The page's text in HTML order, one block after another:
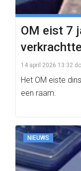
OM eist 7
14 april 2026 13:32
Het OM eiste
een raam.
NIEUWS